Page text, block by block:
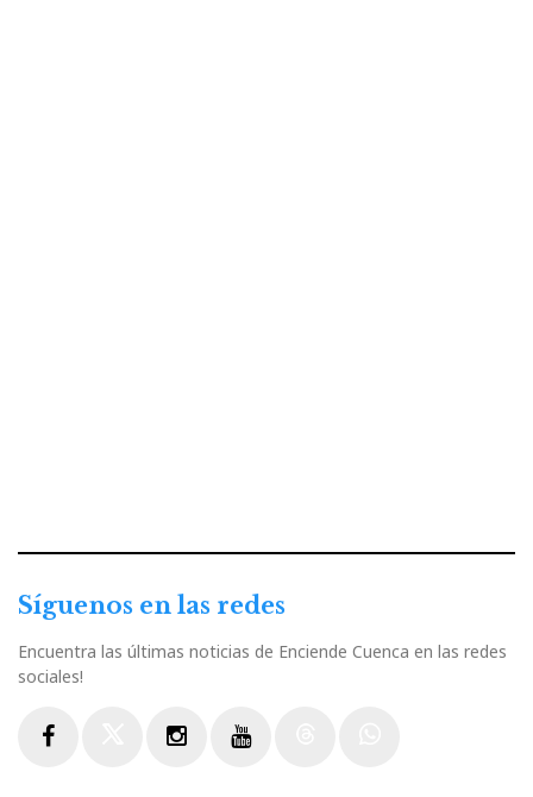
Síguenos en las redes
Encuentra las últimas noticias de Enciende Cuenca en las redes
sociales!